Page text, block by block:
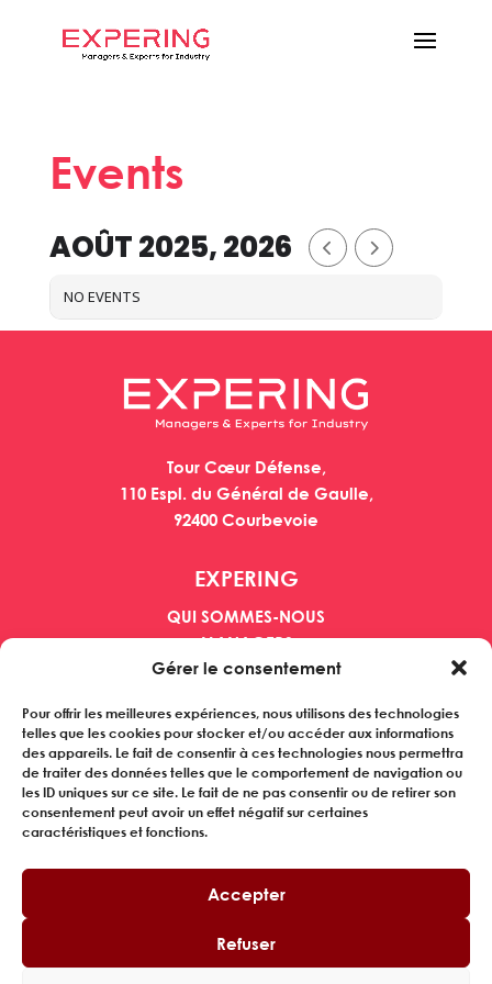
Gérer le consentement
Pour offrir les meilleures expériences, nous utilisons des technologies
telles que les cookies pour stocker et/ou accéder aux informations
des appareils. Le fait de consentir à ces technologies nous permettra
de traiter des données telles que le comportement de navigation ou
les ID uniques sur ce site. Le fait de ne pas consentir ou de retirer son
consentement peut avoir un effet négatif sur certaines
caractéristiques et fonctions.
Accepter
Refuser
Events
AOÛT 2025, 2026
NO EVENTS
Tour Cœur Défense,
110 Espl. du Général de Gaulle,
92400 Courbevoie
EXPERING
QUI SOMMES-NOUS
MANAGERS
ENTREPRISES
ACTUALITES
Inscrivez-vous à notre newsletter
SUIVEZ-NOUS
© Copyright 2025. Made with ❤ by